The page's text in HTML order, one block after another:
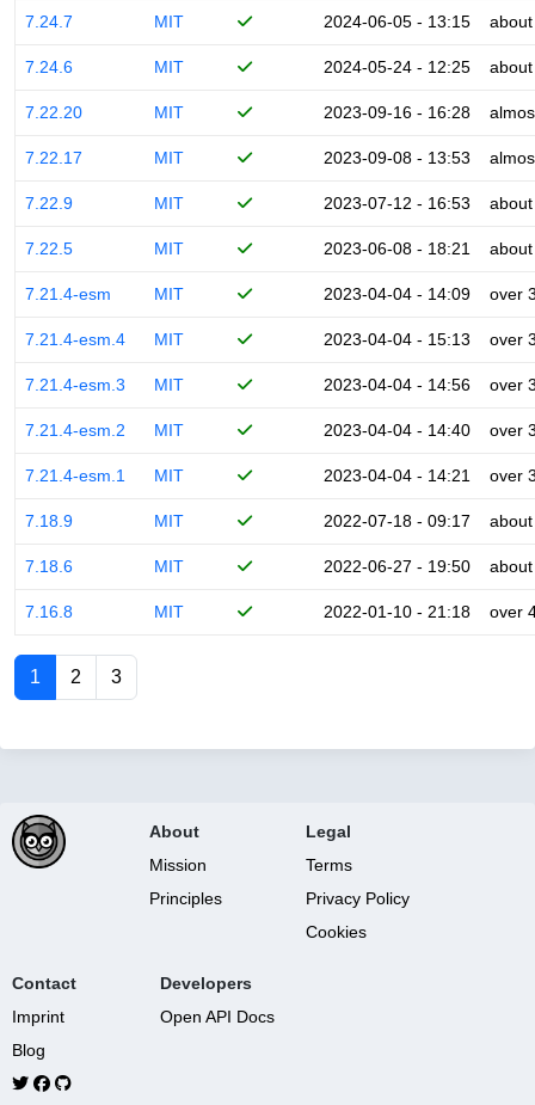
7.24.7 MIT 2024-06-05 - 13:15
7.24.6 MIT 2024-05-24 - 12:25
7.22.20 MIT 2023-09-16 - 16:28
7.22.17 MIT 2023-09-08 - 13:53
7.22.9 MIT 2023-07-12 - 16:53
7.22.5 MIT 2023-06-08 - 18:21
7.21.4-esm MIT 2023-04-04 - 14:09 over
7.21.4-esm.4 MIT 2023-04-04 - 15:13 over
7.21.4-esm.3 MIT 2023-04-04 - 14:56 over
7.21.4-esm.2 MIT 2023-04-04 - 14:40 over
7.21.4-esm.1 MIT 2023-04-04 - 14:21 over
7.18.9 MIT 2022-07-18 - 09:17
7.18.6 MIT 2022-06-27 - 19:50
7.16.8 MIT 2022-01-10 - 21:18 over
1 2 3
About
Mission
Principles
Legal
Terms
Privacy Policy
Cookies
Contact
Imprint
Blog
Developers
Open API Docs